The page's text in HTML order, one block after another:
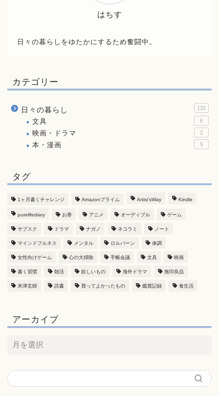
はちす
日々の暮らしをゆたかにするため奮闘中。
カテゴリー
日々の暮らし 132
文具 6
映画・ドラマ 2
本・漫画 5
タグ
1ヶ月書くチャレンジ Amazonプライム Artist'sWay Kindle
purelifediary お香 アニメ オーディブル ゲーム
サブスク ドラマ ナガノ ネコラミ ノート
マインドフルネス メンタル ロルバーン 体調
女性向けゲーム 心の大掃除 手帳会議 文具 映画
書く習慣 朝活 欲しいもの 海外ドラマ 無印良品
米津玄師 読書 買ってよかったもの 鑑賞記録 食生活
アーカイブ